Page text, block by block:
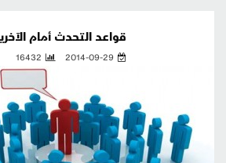
قواعد التحدث أمام
2014-09-29
16432